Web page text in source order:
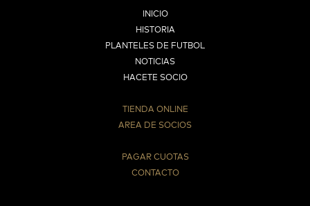
INICIO
HISTORIA
PLANTELES DE FUTBOL
NOTICIAS
HACETE SOCIO
TIENDA ONLINE
AREA DE SOCIOS
PAGAR CUOTAS
CONTACTO